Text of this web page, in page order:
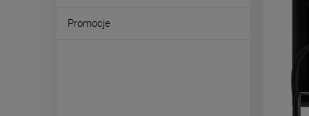
Promocje